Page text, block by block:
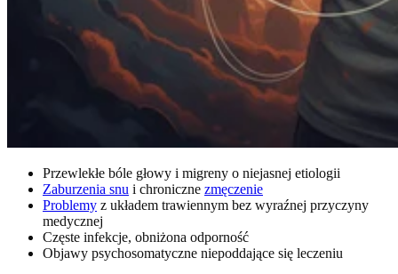
Przewlekłe bóle głowy i migreny o niejasnej etiologii
Zaburzenia snu i chroniczne zmęczenie
Problemy z układem trawiennym bez wyraźnej przyczyny
medycznej
Częste infekcje, obniżona odporność
Objawy psychosomatyczne niepoddające się leczeniu